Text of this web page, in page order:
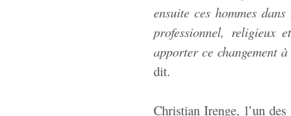
ensuite ces hommes
professionnel, religieux
apporter ce changement
dit.
Christian Irenge, l’un